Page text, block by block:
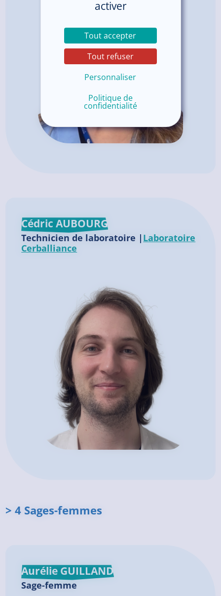
Cédric AUBOURG
Technicien de laboratoire | Laboratoire
Cerballiance
> 4 Sages-femmes
Aurélie GUILLAND
Sage-femme
activer
Tout accepter
Tout refuser
Personnaliser
Politique de
confidentialité